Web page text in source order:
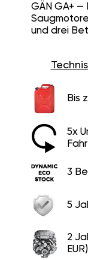
GÄN GA+
und drei
Bis
5x
3
5
2
EUR)